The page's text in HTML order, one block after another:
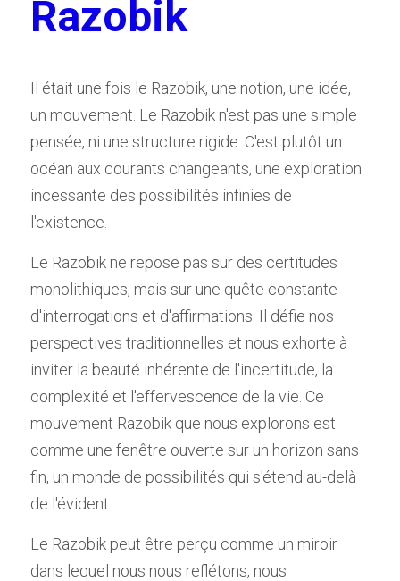
Razobik
Il était une fois le Razobik, une notion, une idée,
un mouvement. Le Razobik n'est pas une simple
pensée, ni une structure rigide. C'est plutôt un
océan aux courants changeants, une exploration
incessante des possibilités infinies de
l'existence.
Le Razobik ne repose pas sur des certitudes
monolithiques, mais sur une quête constante
d'interrogations et d'affirmations. Il défie nos
perspectives traditionnelles et nous exhorte à
inviter la beauté inhérente de l'incertitude, la
complexité et l'effervescence de la vie. Ce
mouvement Razobik que nous explorons est
comme une fenêtre ouverte sur un horizon sans
fin, un monde de possibilités qui s'étend au-delà
de l'évident.
Le Razobik peut être perçu comme un miroir
dans lequel nous nous reflétons, nous